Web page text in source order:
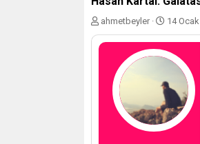
K
o
n
ahmetbeyler
B
a
ş
l
n
ı
ç
t
14